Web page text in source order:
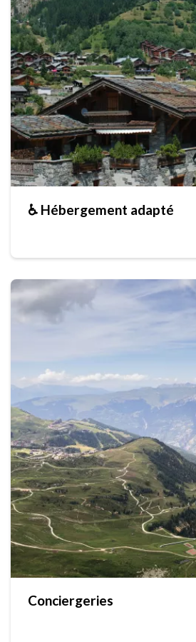
♿ Hébergement adapté
Conciergeries